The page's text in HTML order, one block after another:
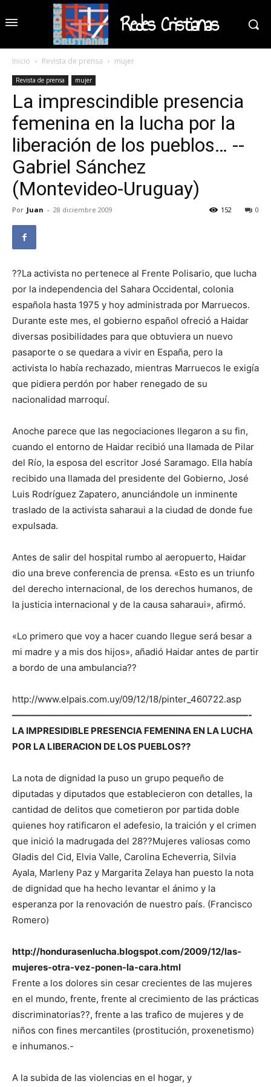
Redes Cristianas
Inicio Revista de prensa mujer
Revista de prensa mujer
La imprescindible presencia
femenina en la lucha por la
liberación de los pueblos… --
Gabriel Sánchez
(Montevideo-Uruguay)
Por Juan - 28 diciembre 2009 0
152
??La activista no pertenece al Frente Polisario, que lucha
por la independencia del Sahara Occidental, colonia
española hasta 1975 y hoy administrada por Marruecos.
Durante este mes, el gobierno español ofreció a Haidar
diversas posibilidades para que obtuviera un nuevo
pasaporte o se quedara a vivir en España, pero la
activista lo había rechazado, mientras Marruecos le exigía
que pidiera perdón por haber renegado de su
nacionalidad marroquí.
Anoche parece que las negociaciones llegaron a su fin,
cuando el entorno de Haidar recibió una llamada de Pilar
del Río, la esposa del escritor José Saramago. Ella había
recibido una llamada del presidente del Gobierno, José
Luis Rodríguez Zapatero, anunciándole un inminente
traslado de la activista saharaui a la ciudad de donde fue
expulsada.
Antes de salir del hospital rumbo al aeropuerto, Haidar
dio una breve conferencia de prensa. «Esto es un triunfo
del derecho internacional, de los derechos humanos, de
la justicia internacional y de la causa saharaui», afirmó.
«Lo primero que voy a hacer cuando llegue será besar a
mi madre y a mis dos hijos», añadió Haidar antes de partir
a bordo de una ambulancia??
http://www.elpais.com.uy/09/12/18/pinter_460722.asp
——————————————————————————-
LA IMPRESIDIBLE PRESENCIA FEMENINA EN LA LUCHA
POR LA LIBERACION DE LOS PUEBLOS??
La nota de dignidad la puso un grupo pequeño de
diputadas y diputados que establecieron con detalles, la
cantidad de delitos que cometieron por partida doble
quienes hoy ratificaron el adefesio, la traición y el crimen
que inició la madrugada del 28??Mujeres valiosas como
Gladis del Cid, Elvia Valle, Carolina Echeverria, Silvia
Ayala, Marleny Paz y Margarita Zelaya han puesto la nota
de dignidad que ha hecho levantar el ánimo y la
esperanza por la renovación de nuestro país. (Francisco
Romero)
http://hondurasenlucha.blogspot.com/2009/12/las-
mujeres-otra-vez-ponen-la-cara.html
Frente a los dolores sin cesar crecientes de las mujeres
en el mundo, frente, frente al crecimiento de las prácticas
discriminatorias??, frente a las trafico de mujeres y de
niños con fines mercantiles (prostitución, proxenetismo)
e inhumanos.-
A la subida de las violencias en el hogar, y